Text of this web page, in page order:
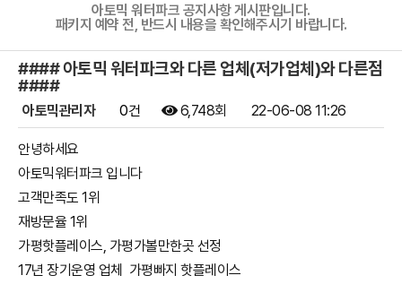
아토믹 워터파크 공지사항 게시판입니다.
패키지 예약 전, 반드시 내용을 확인해주시기 바랍니다.
#### 아토믹 워터파크와 다른 업체(저가업체)와 다른점
####
아토믹관리자 0건 6,748회 22-06-08 11:26
안녕하세요
아토믹워터파크 입니다
고객만족도 1위
재방문율 1위
가평핫플레이스, 가평가볼만한곳 선정
17년 장기운영 업체 가평빠지 핫플레이스